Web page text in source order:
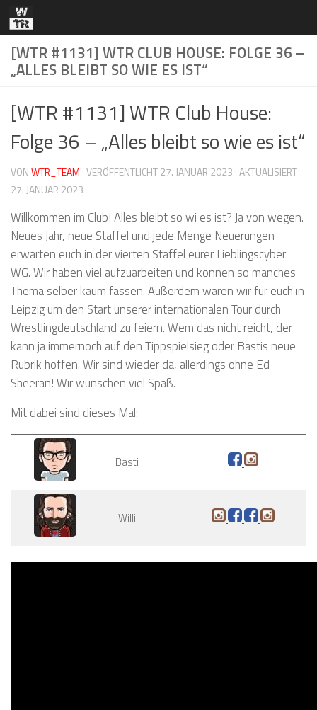
Zum Inhalt springen
[WTR #1131] WTR CLUB HOUSE: FOLGE 36 –
„ALLES BLEIBT SO WIE ES IST“
[WTR #1131] WTR Club House:
Folge 36 – „Alles bleibt so wie es ist“
VONWTR_TEAM · VERÖFFENTLICHT27. JANUAR 2023 · AKTUALISIERT
27. JANUAR 2023
Willkommen im Club! Alles bleibt so wi es ist? Ja von wegen.
Neues Jahr, neue Staffel und jede Menge Neuerungen
erwarten euch in der vierten Staffel eurer Lieblingscyber
WG. Wir haben viel aufzuarbeiten und können so manches
Thema selber kaum fassen. Außerdem waren wir für euch in
Leipzig um den Start unserer internationalen Tour durch
Wrestlingdeutschland zu feiern. Wem das nicht reicht, der
kann ja immernoch auf den Tippspielsieg oder Bastis neue
Rubrik hoffen. Wir sind wieder da, allerdings ohne Ed
Sheeran! Wir wünschen viel Spaß.
Mit dabei sind dieses Mal:
Basti
Willi